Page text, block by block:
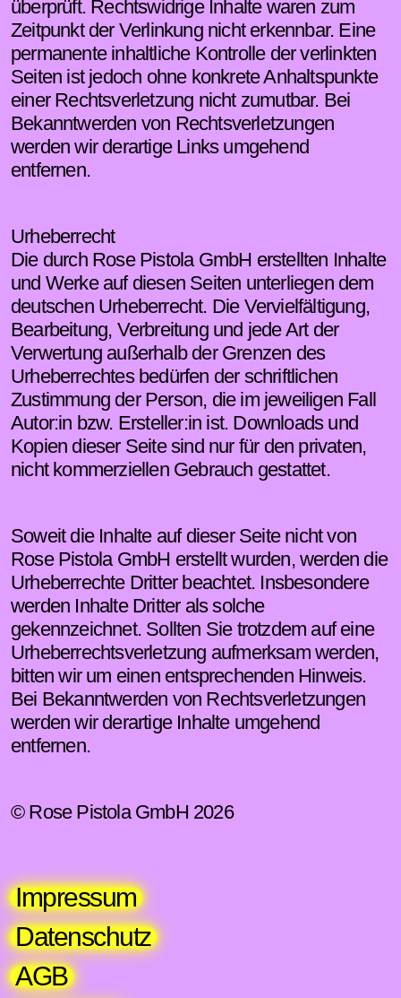
überprüft. Rechtswidrige Inhalte waren zum
Zeitpunkt der Verlinkung nicht erkennbar. Eine
permanente inhaltliche Kontrolle der verlinkten
Seiten ist jedoch ohne konkrete Anhaltspunkte
einer Rechtsverletzung nicht zumutbar. Bei
Bekanntwerden von Rechtsverletzungen
werden wir derartige Links umgehend
entfernen.
Urheberrecht
Die durch Rose Pistola GmbH erstellten Inhalte
und Werke auf diesen Seiten unterliegen dem
deutschen Urheberrecht. Die Vervielfältigung,
Bearbeitung, Verbreitung und jede Art der
Verwertung außerhalb der Grenzen des
Urheberrechtes bedürfen der schriftlichen
Zustimmung der Person, die im jeweiligen Fall
Autor:in bzw. Ersteller:in ist. Downloads und
Kopien dieser Seite sind nur für den privaten,
nicht kommerziellen Gebrauch gestattet.
Soweit die Inhalte auf dieser Seite nicht von
Rose Pistola GmbH erstellt wurden, werden die
Urheberrechte Dritter beachtet. Insbesondere
werden Inhalte Dritter als solche
gekennzeichnet. Sollten Sie trotzdem auf eine
Urheberrechtsverletzung aufmerksam werden,
bitten wir um einen entsprechenden Hinweis.
Bei Bekanntwerden von Rechtsverletzungen
werden wir derartige Inhalte umgehend
entfernen.
© Rose Pistola GmbH 2026
Impressum
Datenschutz
AGB